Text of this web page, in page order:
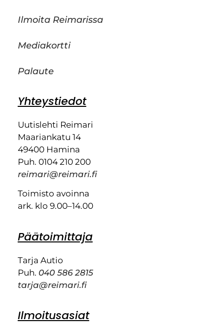
Ilmoita Reimarissa
Mediakortti
Palaute
Yhteystiedot
Uutislehti Reimari
Maariankatu 14
49400 Hamina
Puh. 0104 210 200
reimari@reimari.fi
Toimisto avoinna
ark. klo 9.00–14.00
Päätoimittaja
Tarja Autio
Puh. 040 586 2815
tarja@reimari.fi
Ilmoitusasiat